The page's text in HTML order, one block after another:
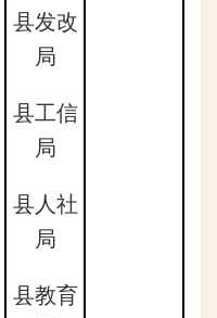
县发改
局
县工信
局
县人社
局
县教育